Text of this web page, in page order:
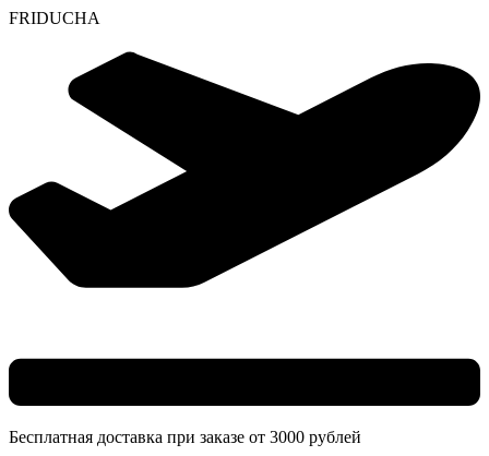
FRIDUCHA
Бесплатная доставка при заказе от 3000 рублей